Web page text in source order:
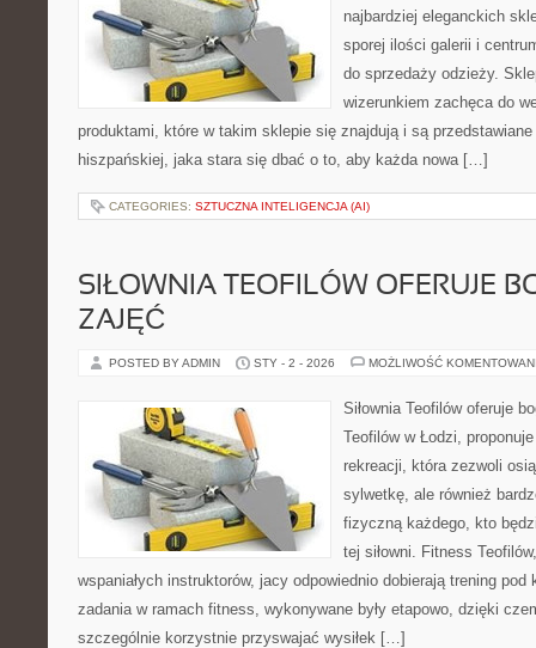
najbardziej eleganckich
sporej ilości galerii i
do sprzedaży odzieży.
wizerunkiem zachęca do
produktami, które w takim sklepie się znajdują i są
hiszpańskiej, jaka stara się dbać o to, aby każda nowa […]
CATEGORIES: SZTUCZNA INTELIGENCJA (AI)
SIŁOWNIA TEOFILÓW OFERUJE
ZAJĘĆ
POSTED BY ADMIN STY - 2 - 2026 MOŻLIWOŚĆ
Siłownia Teofilów oferuje
Teofilów w Łodzi,
rekreacji, która zezwoli
sylwetkę, ale również
fizyczną każdego, kto
tej siłowni. Fitness
wspaniałych instruktorów, jacy odpowiednio dobierają trening
zadania w ramach fitness, wykonywane były etapowo, dzięki
szczególnie korzystnie przyswajać wysiłek […]